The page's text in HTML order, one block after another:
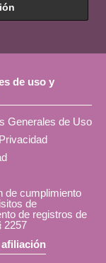
de uso y
Generales de Uso
de cumplimiento
de
de registros de
2257